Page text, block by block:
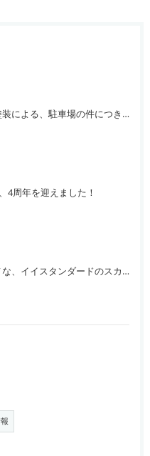
星木ビル外壁塗装による、駐車場の件につきまして。
4周年を迎えました！
頭皮にオススメな、イイスタンダードのスカルプ系シャンプー＆トリートメントです！